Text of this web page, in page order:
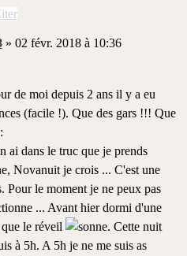
» 02 févr. 2018 à 10:36
de moi depuis 2 ans il y a eu
(facile !). Que des gars !!! Que
ai dans le truc que je prends
Novanuit je crois ... C'est une
Pour le moment je ne peux pas
... Avant hier dormi d'une
le réveil
. Cette nuit
à 5h. A 5h je ne me suis as